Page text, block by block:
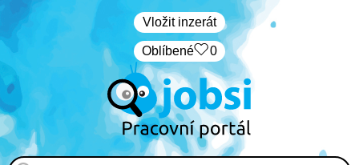
Vložit inzerát
Oblíbené 0